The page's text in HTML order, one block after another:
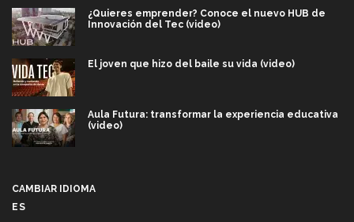
¿Quieres emprender? Conoce el nuevo HUB de
Innovación del Tec (video)
El joven que hizo del baile su vida (video)
Aula Futura: transformar la experiencia educativa
(video)
CAMBIAR IDIOMA
ES